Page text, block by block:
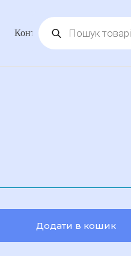
Контакти
Пошук
товарів
Додати в кошик